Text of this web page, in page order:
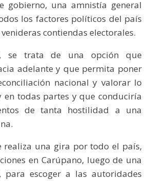
gobierno, una amnistía general
los factores políticos del país
contiendas electorales.
se trata de una opción que
adelante y que permita poner
nacional y valorar lo
en todas partes y que conduciría
de tanta hostilidad a una
realiza una gira por todo el país,
en Carúpano, luego de una
para escoger a las autoridades